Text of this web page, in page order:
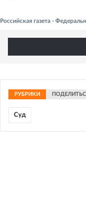
Российская газета -
РУБРИКИ
Суд